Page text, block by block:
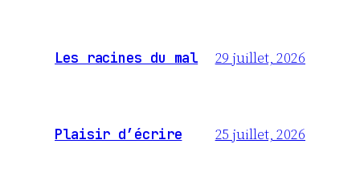
Les racines du mal 29 juillet, 2026
Plaisir d’écrire 25 juillet, 2026